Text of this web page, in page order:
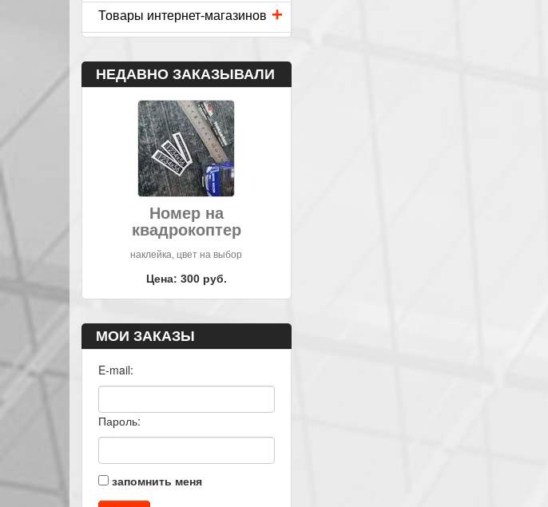
+
Товары интернет-магазинов
НЕДАВНО ЗАКАЗЫВАЛИ
Номер на
квадрокоптер
наклейка, цвет на выбор
Цена: 300 руб.
МОИ ЗАКАЗЫ
E-mail:
Пароль:
запомнить меня